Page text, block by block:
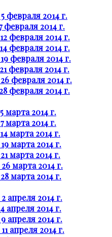
февраля 2014 г.
февраля 2014 г.
февраля 2014 г.
февраля 2014 г.
февраля 2014 г.
февраля 2014 г.
февраля 2014 г.
февраля 2014 г.
марта 2014 г.
марта 2014 г.
марта 2014 г.
марта 2014 г.
марта 2014 г.
марта 2014 г.
марта 2014 г.
апреля 2014 г.
апреля 2014 г.
апреля 2014 г.
апреля 2014 г.